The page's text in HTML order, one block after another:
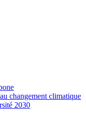
changement climatique
2030